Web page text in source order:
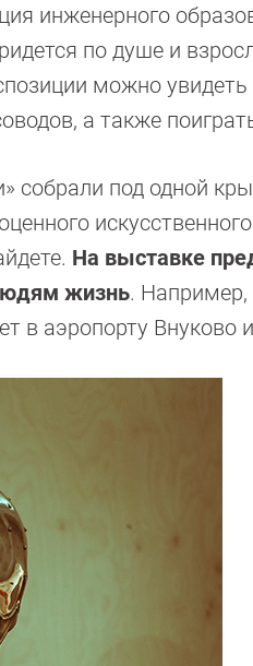
инженерного
по душе и
можно увидеть
а также
собрали под одной
На выставке
жизнь. Например,
в аэропорту